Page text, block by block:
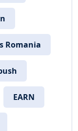
Romania
EARN